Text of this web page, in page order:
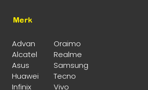
Merk
Advan
Oraimo
Alcatel
Realme
Asus
Samsung
Huawei
Tecno
Infinix
Vivo